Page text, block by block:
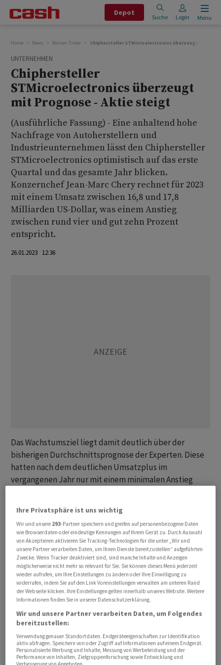
Depot
Suche Login Menu
Home News Börsen-Ticker Chiphersteller STMicroelectronics überzeugt mit
UNTERNEHMEN
Chiphersteller
STMicroelectronics überzeugt
mit Prognose - Aktie steigt
(Ausführliche Fassung) - Eine anhaltend hohe
Nachfrage von Autoherstellern und
Industrieunternehmen lässt den Chiphersteller
STMicroelectronics optimistisch auf das erste
Quartal und das gesamte Jahr blicken.
Konzernchef Jean-Marc Chery rechnet für 2023
mit einem Umsatz zwischen 16,8 und 17,8
Milliarden US-Dollar, was einem Anstieg
zwischen rund vier und gut zehn Prozent
entspricht.
26.01.2023 12:36
Das Wachstumsziel liegt damit deutlich über der
bisherigen Durchschnittsprognose der Experten. Diese
hatten nach dem deutlichen Umsatzplus im
vergangenen Jahr nur mit einem minimalen Anstieg
Anteile des deutschen Konkurrenten Infineon .
Im vergangenen Jahr zog der Erlös von STMicro um
etwas mehr als ein Viertel auf 16,1 Milliarden Dollar
(14,78 Mrd Franken) an. Der Überschuss des italienisch-
französischen Unternehmens lag bei knapp vier
Milliarden Dollar und damit fast doppelt so hoch wie
das Jahr davor. Das operative Ergebnis zog um mehr als
80 Prozent auf 4,4 Milliarden Dollar an. Beim Blick auf
das vergangene Jahr erfüllte STMicro damit die
Erwartungen der Analysten.
Ihre Privatsphäre ist uns wichtig
Wir und unsere 293-Partner speichern und greifen auf personenbezogene Daten
wie Browserdaten oder eindeutige Kennungen auf Ihrem Gerät zu. Durch Auswahl
von Akzeptieren aktivieren Sie Tracking-Technologien für die unter „Wir und
unsere Partner verarbeiten Daten, um Ihnen Dienste bereitzustellen“ aufgeführten
Zwecke. Wenn Tracker deaktiviert sind, sind manche Inhalte und Anzeigen
möglicherweise nicht mehr so relevant für Sie. Sie können dieses Menü jederzeit
wieder aufrufen, um Ihre Einstellungen zu ändern oder Ihre Einwilligung zu
widerrufen, indem Sie auf den Link Voreinstellungen verwalten am unteren Rand
der Webseite klicken. Ihre Einstellungen gelten innerhalb unseres Website. Weitere
Informationen finden Sie in unserer Datenschutzerklärung.
Wir und unsere Partner verarbeiten Daten, um Folgendes
bereitzustellen:
Verwendung genauer Standortdaten. Endgeräteeigenschaften zur Identifikation
aktiv abfragen. Speichern von oder Zugriff auf Informationen auf einem Endgerät.
Personalisierte Werbung und Inhalte, Messung von Werbeleistung und der
Performance von Inhalten, Zielgruppenforschung sowie Entwicklung und